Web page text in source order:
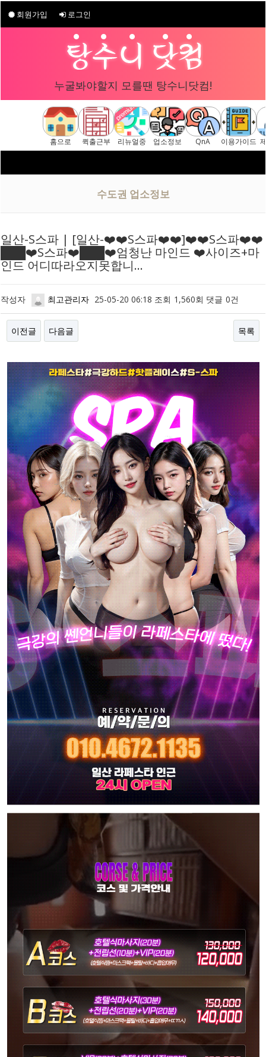
회원가입 로그인
누굴봐야할지 모를땐 탕수니닷컴!
홈으로 퀵출근부 리뉴얼중 업소정보 QnA 이용가이드
수도권 업소정보
일산-S스파 | [일산-❤️❤️S스파❤️❤️]❤️❤️S스파❤️❤️
███❤️S스파❤️███❤️엄청난 마인드 ❤️사이즈+마
인드 어디따라오지못합니…
작성자 최고관리자 25-05-20 06:18 조회 1,560회 댓글 0건
이전글 다음글 목록
본문